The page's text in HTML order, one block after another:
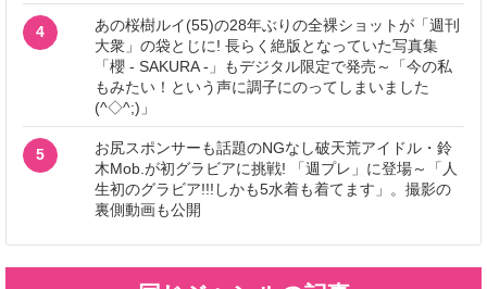
4
あの桜樹ルイ(55)の28年ぶりの全裸ショットが「週刊
大衆」の袋とじに! 長らく絶版となっていた写真集
「櫻 - SAKURA -」もデジタル限定で発売～「今の私
もみたい！という声に調子にのってしまいました
(^◇^;)」
5
お尻スポンサーも話題のNGなし破天荒アイドル・鈴
木Mob.が初グラビアに挑戦! 「週プレ」に登場～「人
生初のグラビア!!!しかも5水着も着てます」。撮影の
裏側動画も公開